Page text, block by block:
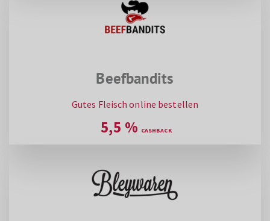
Beefbandits
Gutes Fleisch online bestellen
5,5 %